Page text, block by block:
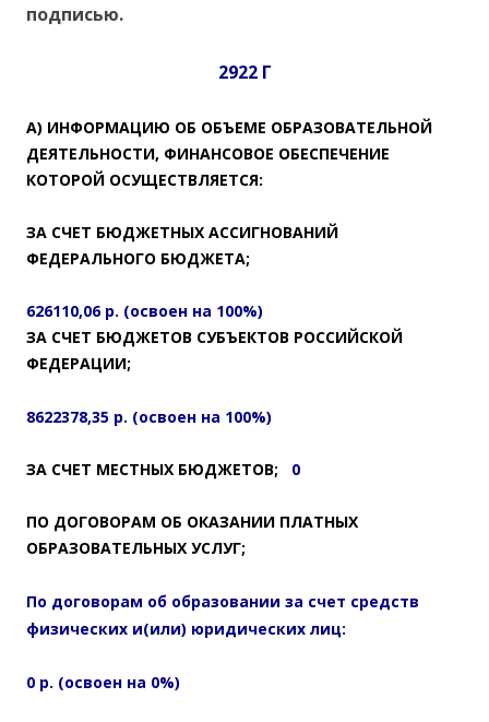
подписью.
2922 Г
А) ИНФОРМАЦИЮ ОБ ОБЪЕМЕ ОБРАЗОВАТЕЛЬНОЙ
ДЕЯТЕЛЬНОСТИ, ФИНАНСОВОЕ ОБЕСПЕЧЕНИЕ
КОТОРОЙ ОСУЩЕСТВЛЯЕТСЯ:
ЗА СЧЕТ БЮДЖЕТНЫХ АССИГНОВАНИЙ
ФЕДЕРАЛЬНОГО БЮДЖЕТА;
626110,06 р. (освоен на 100%)
ЗА СЧЕТ БЮДЖЕТОВ СУБЪЕКТОВ РОССИЙСКОЙ
ФЕДЕРАЦИИ;
8622378,35 р. (освоен на 100%)
ЗА СЧЕТ МЕСТНЫХ БЮДЖЕТОВ; 0
ПО ДОГОВОРАМ ОБ ОКАЗАНИИ ПЛАТНЫХ
ОБРАЗОВАТЕЛЬНЫХ УСЛУГ;
По договорам об образовании за счет средств
физических и(или) юридических лиц:
0 р. (освоен на 0%)